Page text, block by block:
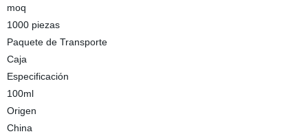
moq
1000 piezas
Paquete de Transporte
Caja
Especificación
100ml
Origen
China